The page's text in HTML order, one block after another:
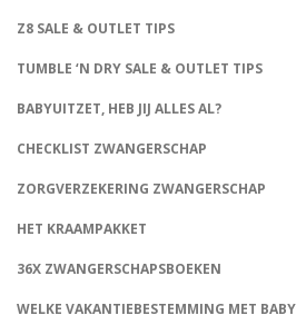
Z8 SALE & OUTLET TIPS
TUMBLE ‘N DRY SALE & OUTLET TIPS
BABYUITZET, HEB JIJ ALLES AL?
CHECKLIST ZWANGERSCHAP
ZORGVERZEKERING ZWANGERSCHAP
HET KRAAMPAKKET
36X ZWANGERSCHAPSBOEKEN
WELKE VAKANTIEBESTEMMING MET BABY